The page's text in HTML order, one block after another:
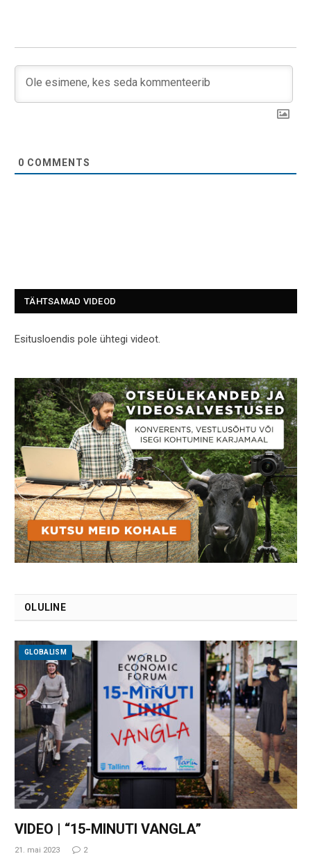
0 COMMENTS
TÄHTSAMAD VIDEOD
Esitusloendis pole ühtegi videot.
OLULINE
GLOBALISM
VIDEO | “15-MINUTI VANGLA”
21. mai 2023 2